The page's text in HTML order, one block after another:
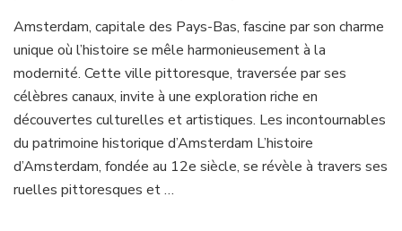
Amsterdam, capitale des Pays-Bas, fascine par son charme
unique où l’histoire se mêle harmonieusement à la
modernité. Cette ville pittoresque, traversée par ses
célèbres canaux, invite à une exploration riche en
découvertes culturelles et artistiques. Les incontournables
du patrimoine historique d’Amsterdam L’histoire
d’Amsterdam, fondée au 12e siècle, se révèle à travers ses
ruelles pittoresques et …